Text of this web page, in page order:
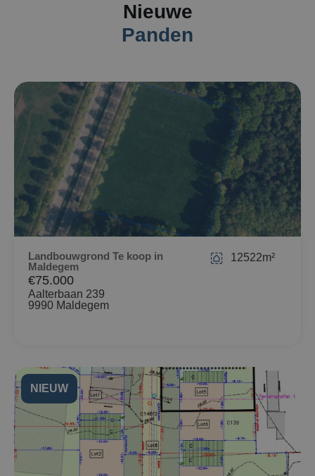
Nieuwe
Panden
Landbouwgrond Te koop in
Maldegem
€75.000
Aalterbaan 239
9990 Maldegem
12522m²
NIEUW